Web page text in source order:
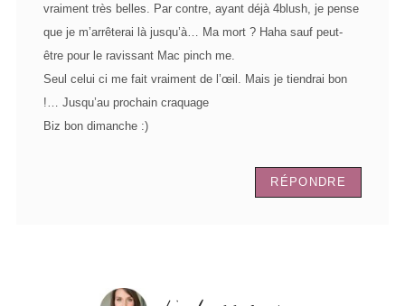
vraiment très belles. Par contre, ayant déjà 4blush, je pense
que je m’arrêterai là jusqu’à… Ma mort ? Haha sauf peut-
être pour le ravissant Mac pinch me.
Seul celui ci me fait vraiment de l’œil. Mais je tiendrai bon
!… Jusqu’au prochain craquage
Biz bon dimanche :)
RÉPONDRE